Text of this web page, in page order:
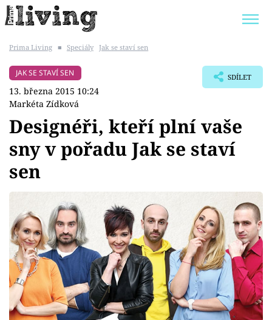
BYDLENÍ SLAVNÝCH
Témata
Bydlení
Zahrada
Design
Sledujte prima+
Přihlášení
Prima Living ■ Speciály Jak se staví sen
JAK SE STAVÍ SEN
13. března 2015 10:24
Markéta Zídková
SDÍLET
Designéři, kteří plní vaše
sny v pořadu Jak se staví
sen